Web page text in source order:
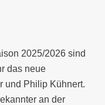
2025/2026 sind
das neue
und Philip Kühnert.
an der